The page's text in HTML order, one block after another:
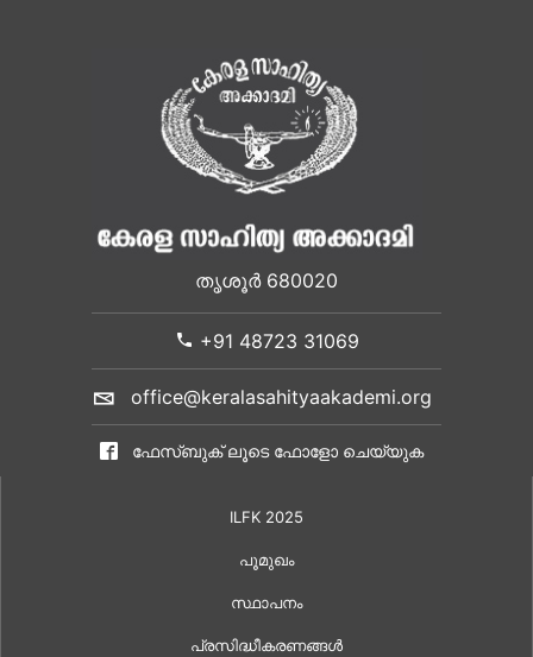
തൃശൂർ 680020
+91 48723 31069
office@keralasahityaakademi.org
ഫേസ്ബുക് ലൂടെ ഫോളോ ചെയ്യുക
ILFK 2025
പൂമുഖം
സ്ഥാപനം
പ്രസിദ്ധീകരണങ്ങൾ